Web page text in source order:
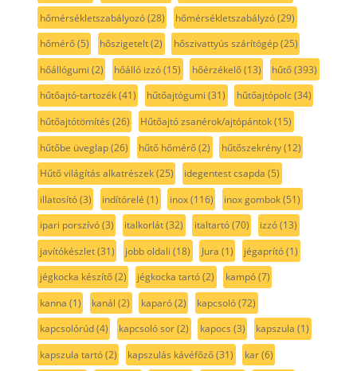
hőmérsékletszabályozó(28) hőmérsékletszabályzó(29)
hőmérő(5) hőszigetelt(2) hőszivattyús szárítógép(25)
hőállógumi (2) hőálló izzó(15) hőérzékelő(13) hűtő(393)
hűtőajtó-tartozék(41) hűtőajtógumi (31) hűtőajtópolc(34)
hűtőajtótömítés (26) Hűtőajtó zsanérok/ajtópántok(15)
hűtőbe üveglap(26) hűtő hőmérő(2) hűtőszekrény(12)
Hűtő világítás alkatrészek(25) idegentest csapda (5)
illatosító(3) indítórelé (1) inox(116) inox gombok(51)
ipari porszívó(3) italkorlát(32) italtartó(70) izzó(13)
javítókészlet(31) jobb oldali (18) Jura (1) jégaprító(1)
jégkocka készítő(2) jégkocka tartó(2) kampó(7)
kanna (1) kanál (2) kaparó(2) kapcsoló(72)
kapcsolórúd(4) kapcsoló sor(2) kapocs (3) kapszula (1)
kapszula tartó(2) kapszulás kávéfőző(31) kar(6)